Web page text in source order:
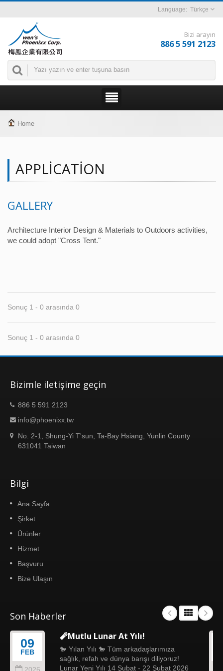
Türkçe
Bizi arayın
886 5 591 2123
Home
APPLICATION
GALLERY
Architecture Interior Design & Materials to Outdoors activities,
we could adopt "Cross Tent."
Sonuç 1 - 0 arasında 0
Sonuç 1 - 0 arasında 0
Bizimle iletişime geçin
886 5 591 2123
info@phoenixx.tw
No. 2-1, Shung-Yi T'sun, Ta-Bay Hsiang, Yunlin County
631041 Taiwan
Bilgi
Ana Sayfa
Şirket
Ürünler
Hizmet
Başvuru
Bize Ulaşın
Son Haberler
09
FEB
🧨Mutlu Lunar At Yılı!
🐎 Yılan Yılı 🐎 Tüm arkadaşlarımıza
sağlık, refah ve dünya barışı diliyoruz!
Lunar Yeni Yılı 14 Şubat - 22 Şubat 2026